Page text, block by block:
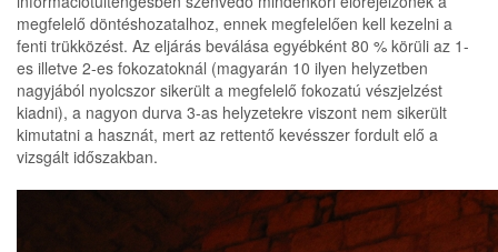
megfelelő döntéshozatalhoz, ennek megfelelően kell kezelni a
fenti trükközést. Az eljárás beválása egyébként 80 % körüli az 1-
es illetve 2-es fokozatoknál (magyarán 10 ilyen helyzetben
nagyjából nyolcszor sikerült a megfelelő fokozatú vészjelzést
kiadni), a nagyon durva 3-as helyzetekre viszont nem sikerült
kimutatni a hasznát, mert az rettentő kevésszer fordult elő a
vizsgált időszakban.